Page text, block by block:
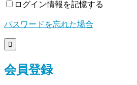
ログイン情報を記憶する
パスワードを忘れた場合

会員登録